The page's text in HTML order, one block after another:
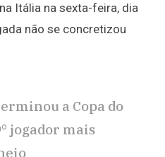
Itália na sexta-feira, dia
não se concretizou
a Copa do
jogador mais